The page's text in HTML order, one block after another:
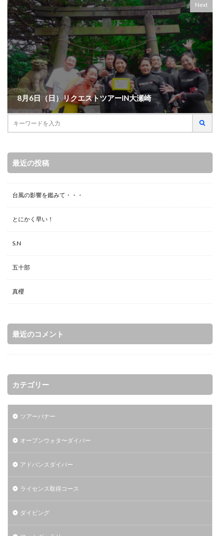
Next
8月6日（日）リクエストツアーIN大瀬崎
最近の投稿
台風の影響を鑑みて・・・
とにかく早い！
S.N
五十部
真櫻
最近のコメント
カテゴリー
ツアーバナー
オープンウォタ〜ダイバー
アドバンスダイバー
ライセンス取得コース
ダイビング